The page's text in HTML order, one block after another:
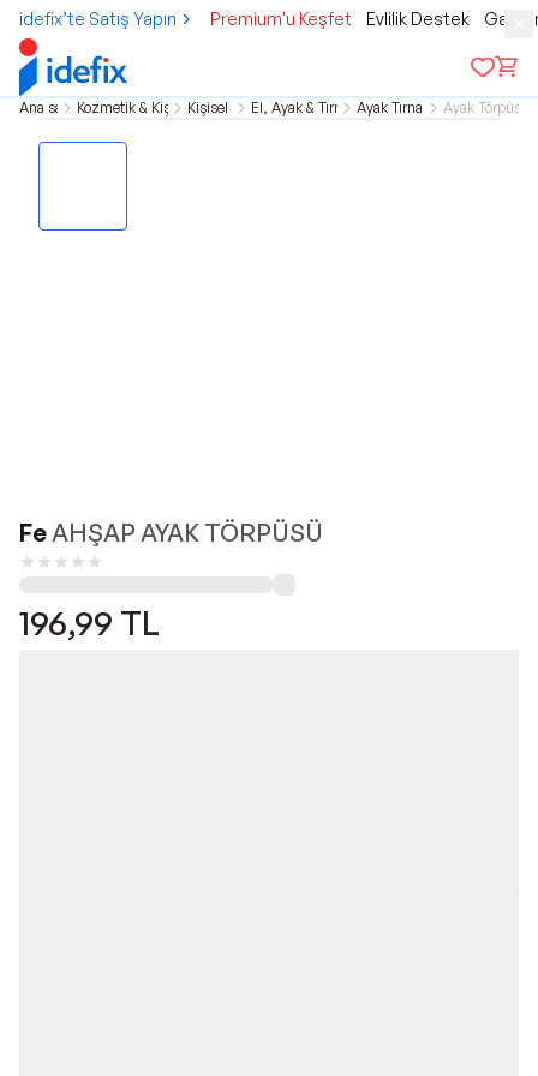
idefix’te Satış Yapın Premium'u Keşfet Evlilik Destek
Ana sayfaKozmetik & Kişisel BakımKişisel BakımEl, Ayak & Tırnak BakımıAyak Tırnak BakımıAyak Törpüsü,
FeAHŞAP AYAK TÖRPÜSÜ
196,99 TL